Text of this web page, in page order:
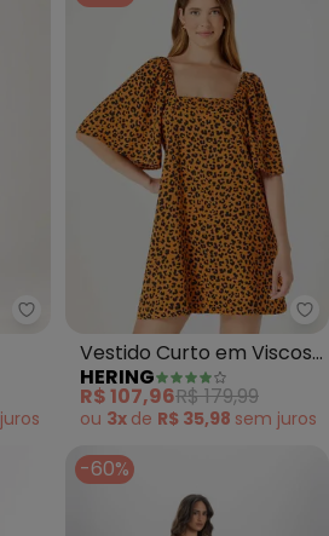
Cativa - Vestido Curto em
juros
Vestido Curto em Viscose
(Estampado)
HERING
R$ 107,96R$ 179,99
ou 3x de R$ 35,98 sem juros
-60%